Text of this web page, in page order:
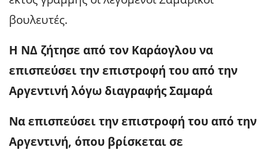
βουλευτές.
Η ΝΔ ζήτησε από τον Καράογλου να
επισπεύσει την επιστροφή του από την
Αργεντινή λόγω διαγραφής Σαμαρά
Να επισπεύσει την επιστροφή του από την
Αργεντινή, όπου βρίσκεται σε